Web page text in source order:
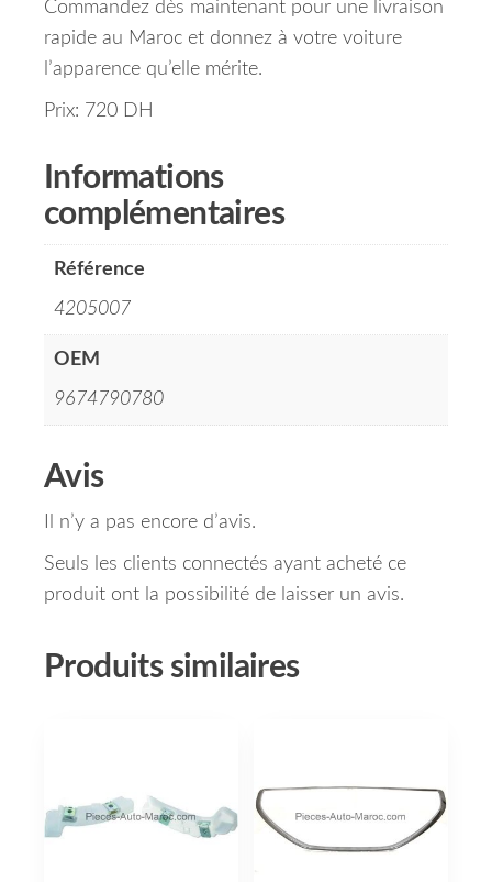
Commandez dès maintenant pour une livraison
rapide au Maroc et donnez à votre voiture
l’apparence qu’elle mérite.
Prix: 720 DH
Informations
complémentaires
Référence
4205007
OEM
9674790780
Avis
Il n’y a pas encore d’avis.
Seuls les clients connectés ayant acheté ce
produit ont la possibilité de laisser un avis.
Produits similaires